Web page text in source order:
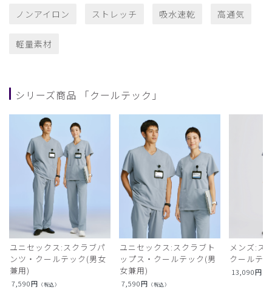
ノンアイロン ストレッチ 吸水速乾 高通気
軽量素材
シリーズ商品 「クールテック」
ユニセックス:スクラブパ
ンツ・クールテック(男女
兼用)
7,590円 （税込）
ユニセックス:スクラブト
ップス・クールテック(男
女兼用)
7,590円 （税込）
メンズ:ス
クールテ
13,090円